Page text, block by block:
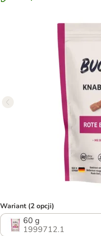
Wariant (2 opcji)
60 g
1999712.1